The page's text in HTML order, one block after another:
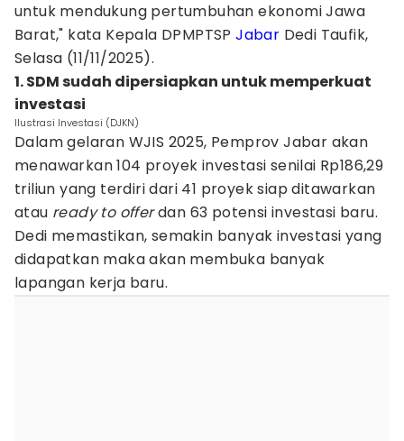
untuk mendukung pertumbuhan ekonomi Jawa
Barat," kata Kepala DPMPTSPJabar Dedi Taufik,
Selasa (11/11/2025).
1. SDM sudah dipersiapkan untuk memperkuat
investasi
Ilustrasi Investasi (DJKN)
Dalam gelaran WJIS 2025, Pemprov Jabar akan
menawarkan 104 proyek investasi senilai Rp186,29
triliun yang terdiri dari 41 proyek siap ditawarkan
atau ready to offerdan 63 potensi investasi baru.
Dedi memastikan, semakin banyak investasi yang
didapatkan maka akan membuka banyak
lapangan kerja baru.